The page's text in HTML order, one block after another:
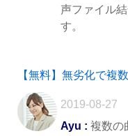
声ファイル
す。
【無料】無劣化で複
2019-08-27
Ayu : 複数の